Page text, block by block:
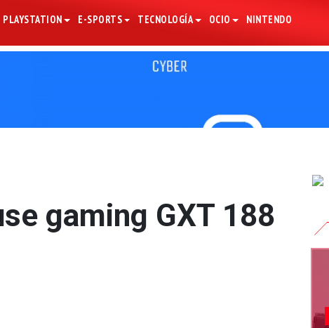
PLAYSTATION E-SPORTS TECNOLOGÍA OCIO NINTENDO
gaming GXT 188